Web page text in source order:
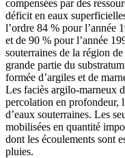
compensées par des
déficit en eaux
l’ordre 84 % pour l’année
et de 90 % pour l’année
souterraines de la région
grande partie du
formée d’argiles et de
Les faciès argilo-marneux
percolation en profondeur,
d’eaux souterraines. Les
mobilisées en quantité
dont les écoulements sont
pluies.